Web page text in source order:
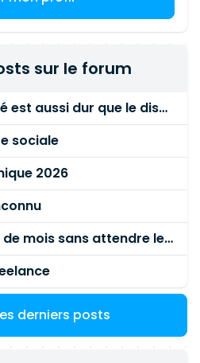
sur le forum
Est-ce que le marché est aussi dur que le disent les commerciaux ?
sociale
2026
ESN qui paient en fin de mois sans attendre le paiement client ?
derniers posts